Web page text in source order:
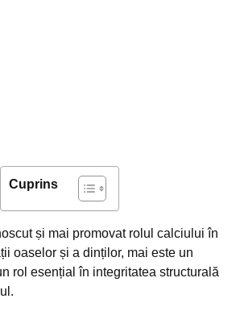
Cuprins
și mai promovat rolul calciului în
oaselor și a dinților, mai este un
rol esențial în integritatea structurală